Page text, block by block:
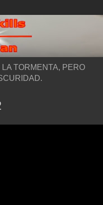
TORMENTA, PERO